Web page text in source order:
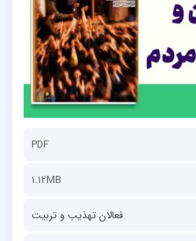
PDF
1.12MB
فعالان تهذیب و تربیت